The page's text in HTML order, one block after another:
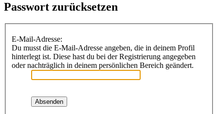
Passwort zurücksetzen
E-Mail-Adresse:
Du musst die E-Mail-Adresse angeben, die in deinem Profil
hinterlegt ist. Diese hast du bei der Registrierung angegeben
oder nachträglich in deinem persönlichen Bereich geändert.